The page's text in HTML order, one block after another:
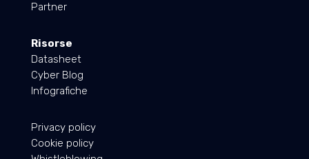
Partner
Risorse
Datasheet
Cyber Blog
Infografiche
Privacy policy
Cookie policy